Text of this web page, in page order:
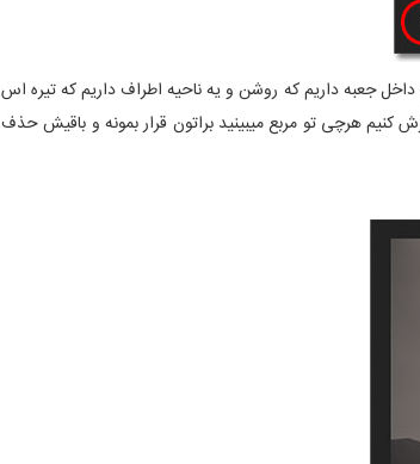
جعبه داریم که روشن و یه ناحیه اطراف داریم که تیره اس
هرچی تو مربع میبینید براتون قرار بمونه و باقیش حذف